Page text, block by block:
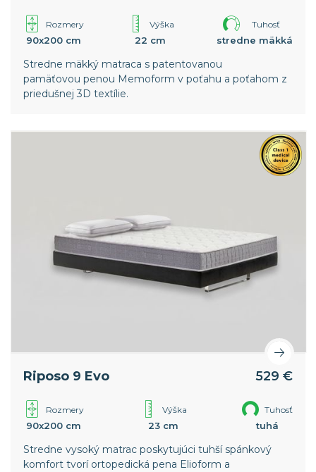
Rozmery
90x200 cm
Výška
22 cm
Tuhosť
stredne mäkká
Stredne mäkký matraca s patentovanou
pamäťovou penou Memoform v poťahu a poťahom z
priedušnej 3D textílie.
Riposo 9 Evo 529 €
Rozmery
90x200 cm
Výška
23 cm
Tuhosť
tuhá
Stredne vysoký matrac poskytujúci tuhší spánkový
komfort tvorí ortopedická pena Elioform a